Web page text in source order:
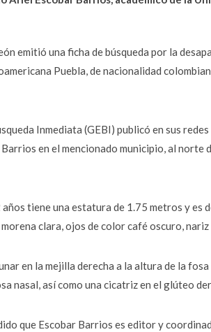
emitió una ficha de búsqueda por la
Puebla, de nacionalidad
Inmediata (GEBI) publicó en sus
en el mencionado municipio, al norte
tiene una estatura de 1.75 metros y es
clara, ojos de color café oscuro,
en la mejilla derecha a la altura de la fosa
nasal, así como una cicatriz en el glúteo
que Escobar Barrios es editor y